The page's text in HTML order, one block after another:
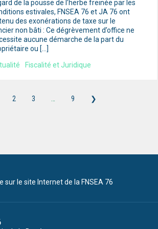
de la pousse de l’herbe freinée par les
estivales, FNSEA 76 et JA 76 ont
des exonérations de taxe sur le
non bâti : Ce dégrèvement d’office ne
aucune démarche de la part du
ou […]
Fiscalité et Juridique
2 3 9 ❯
sur le site Internet de la FNSEA 76